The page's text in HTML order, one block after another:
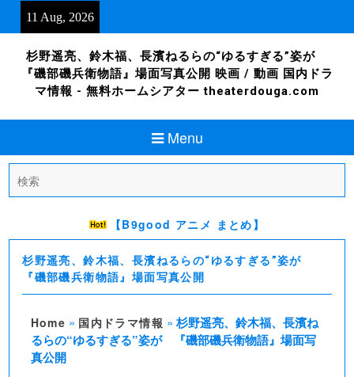
11 Aug, 2026
杉野遥亮、鈴木福、長濱ねるらの“ゆるすぎる”姿が
『磯部磯兵衛物語』場面写真公開 映画 / 動画 国内ドラ
マ情報 - 無料ホームシアター theaterdouga.com
Menu
for:
【B9good アニメ まとめ】
杉野遥亮、鈴木福、長濱ねるらの“ゆるすぎる”姿が
『磯部磯兵衛物語』場面写真公開
Home » 国内ドラマ情報 » 杉野遥亮、鈴木福、長濱ね
るらの“ゆるすぎる”姿が 『磯部磯兵衛物語』場面写
真公開